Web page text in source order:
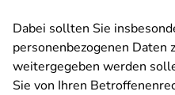
Dabei sollten Sie
personenbezogenen Daten
weitergegeben werden
Sie von Ihren